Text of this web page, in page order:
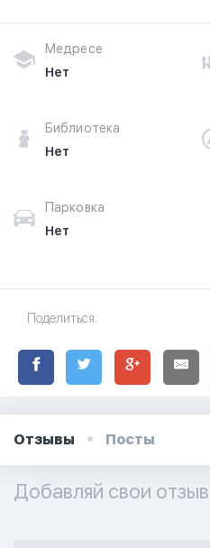
Медресе
Нет
Библиотека
Нет
Парковка
Нет
Поделиться:
Отзывы Посты
Добавляй свои